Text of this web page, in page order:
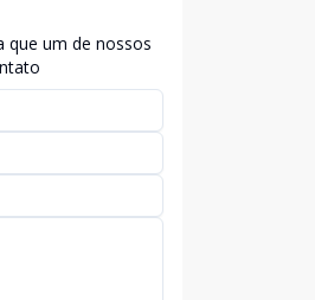
que um de nossos